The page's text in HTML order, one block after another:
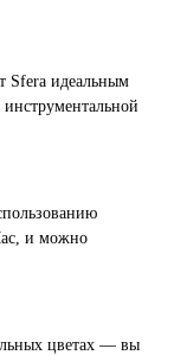
Sfera идеальным
и можно
цветах — вы